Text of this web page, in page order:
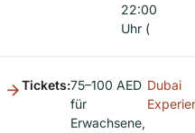
22:00
Uhr (
Tickets:75–100 AED
für
Erwachsene,
Dubai